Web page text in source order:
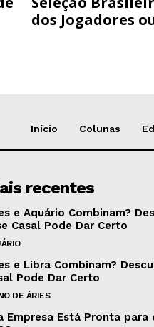
dos Jogadores
Início Colunas
recentes
e Aquário Combinam?
Casal Pode Dar Certo
e Libra Combinam?
Pode Dar Certo
DE ÁRIES
Empresa Está Pronta para